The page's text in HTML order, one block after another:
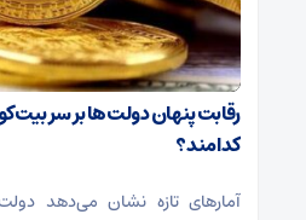
کدامند؟
آمارهای تازه نشان می‌دهد